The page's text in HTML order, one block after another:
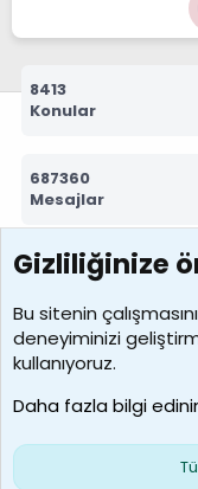
8413
Konular
687360
Mesajlar
7392
Kullanıcılar
MosesBrownHayranı
Son üye
Çerezler
Gizliliğinize
Bu sitenin
deneyiminizi
kullanıyoruz.
Daha fazla bilgi